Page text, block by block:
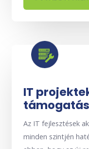
IT
Az IT fejlesztések
minden szintjén